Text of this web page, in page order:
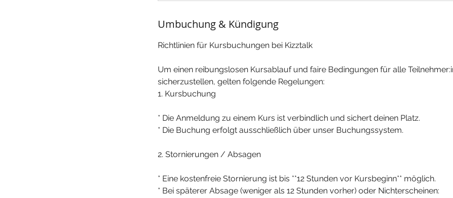
Umbuchung & Kündigung
Richtlinien für Kursbuchungen bei Kizztalk
Um einen reibungslosen Kursablauf und faire Bedingungen für alle
sicherzustellen, gelten folgende Regelungen:
1. Kursbuchung
* Die Anmeldung zu einem Kurs ist verbindlich und sichert deinen Platz.
* Die Buchung erfolgt ausschließlich über unser Buchungssystem.
2. Stornierungen / Absagen
* Eine kostenfreie Stornierung ist bis **12 Stunden vor Kursbeginn** möglich.
* Bei späterer Absage (weniger als 12 Stunden vorher) oder Nichterscheinen: